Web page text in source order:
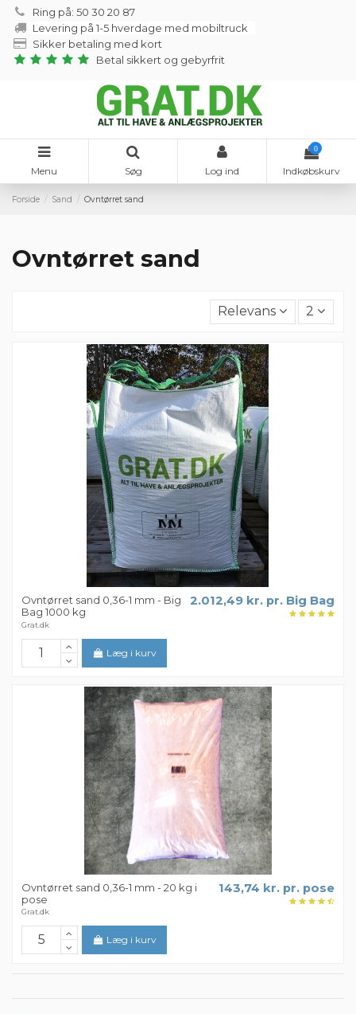
Ring på: 50 30 20 87
Levering på 1-5 hverdage med mobiltruck
Sikker betaling med kort
Betal sikkert og gebyrfrit
Menu Søg Log ind
0
Indkøbskurv
Forside Sand Ovntørret sand
Ovntørret sand
Relevans 2
Ovntørret sand 0,36-1 mm - Big
Bag 1000 kg
Grat.dk
2.012,49 kr. pr. Big Bag
Læg i kurv
Ovntørret sand 0,36-1 mm - 20 kg i
pose
Grat.dk
143,74 kr. pr. pose
Læg i kurv